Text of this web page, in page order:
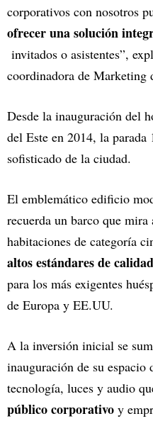
corporativos con nosotros
ofrecer una solución
invitados o asistentes”,
coordinadora de Marketing
Desde la inauguración del
del Este en 2014, la
sofisticado de la ciudad.
El emblemático edificio
recuerda un barco que mira
habitaciones de categoría
altos estándares de
para los más exigentes
de Europa y EE.UU.
A la inversión inicial se
inauguración de su espacio
tecnología, luces y audio
público corporativo y